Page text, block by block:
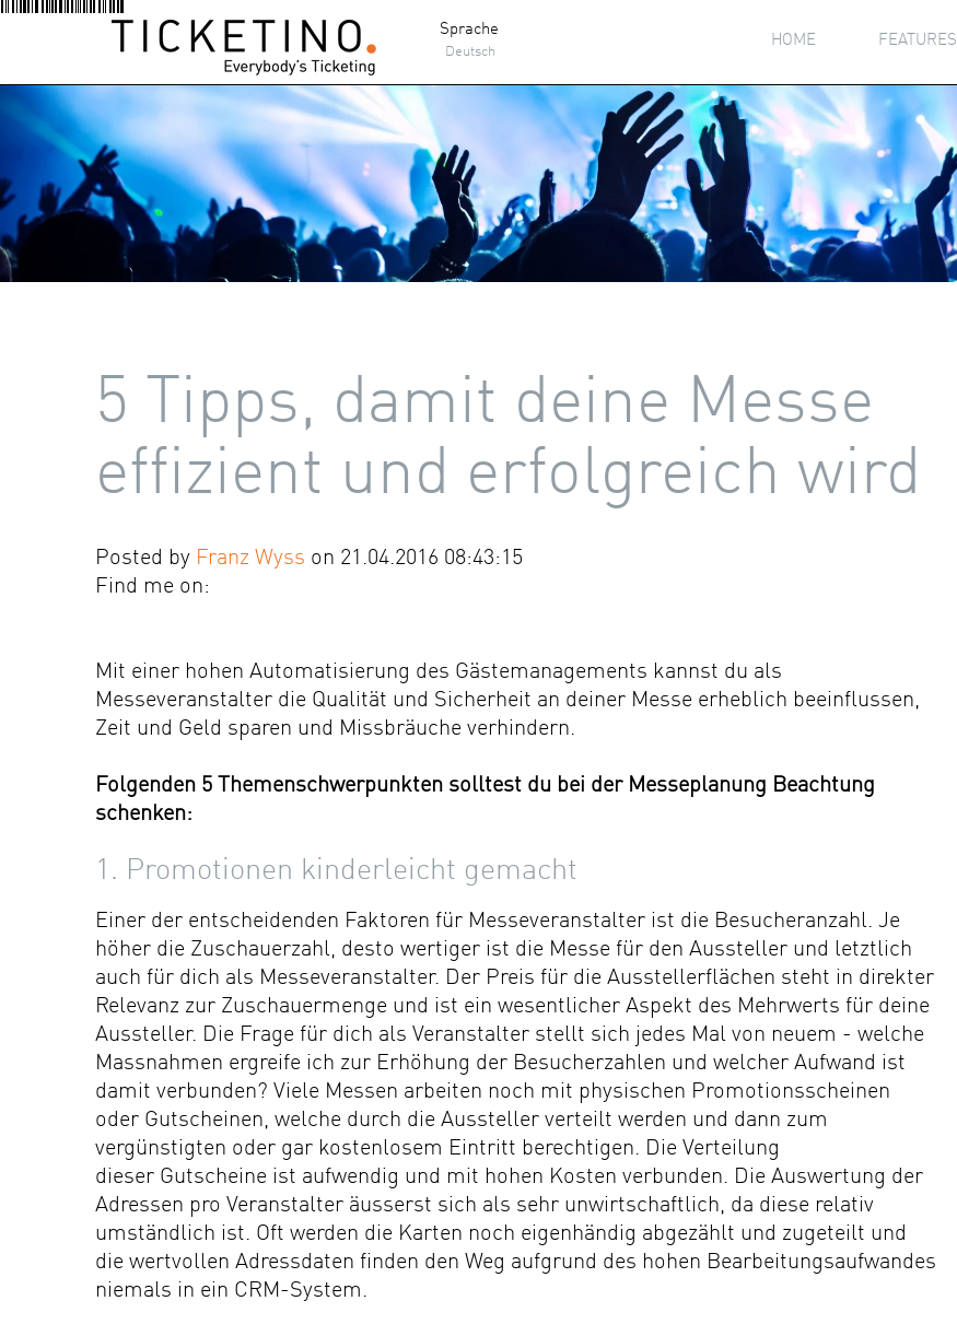
Sprache
Deutsch
HOME FEATURES
5 Tipps, damit deine Messe
effizient und erfolgreich wird
Posted by Franz Wyss on 21.04.2016 08:43:15
Find me on:
Mit einer hohen Automatisierung des Gästemanagements kannst du als
Messeveranstalter die Qualität und Sicherheit an deiner Messe erheblich beeinflussen,
Zeit und Geld sparen und Missbräuche verhindern.
Folgenden 5 Themenschwerpunkten solltest du bei der Messeplanung Beachtung
schenken:
1. Promotionen kinderleicht gemacht
Einer der entscheidenden Faktoren für Messeveranstalter ist die Besucheranzahl. Je
höher die Zuschauerzahl, desto wertiger ist die Messe für den Aussteller und letztlich
auch für dich als Messeveranstalter. Der Preis für die Ausstellerflächen steht in direkter
Relevanz zur Zuschauermenge und ist ein wesentlicher Aspekt des Mehrwerts für deine
Aussteller. Die Frage für dich als Veranstalter stellt sich jedes Mal von neuem - welche
Massnahmen ergreife ich zur Erhöhung der Besucherzahlen und welcher Aufwand ist
damit verbunden? Viele Messen arbeiten noch mit physischen Promotionsscheinen
oder Gutscheinen, welche durch die Aussteller verteilt werden und dann zum
vergünstigten oder gar kostenlosem Eintritt berechtigen. Die Verteilung
dieser Gutscheine ist aufwendig und mit hohen Kosten verbunden. Die Auswertung der
Adressen pro Veranstalter äusserst sich als sehr unwirtschaftlich, da diese relativ
umständlich ist. Oft werden die Karten noch eigenhändig abgezählt und zugeteilt und
die wertvollen Adressdaten finden den Weg aufgrund des hohen Bearbeitungsaufwandes
niemals in ein CRM-System.